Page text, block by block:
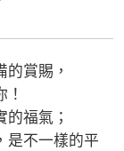
賞賜，
福氣；
不一樣的平